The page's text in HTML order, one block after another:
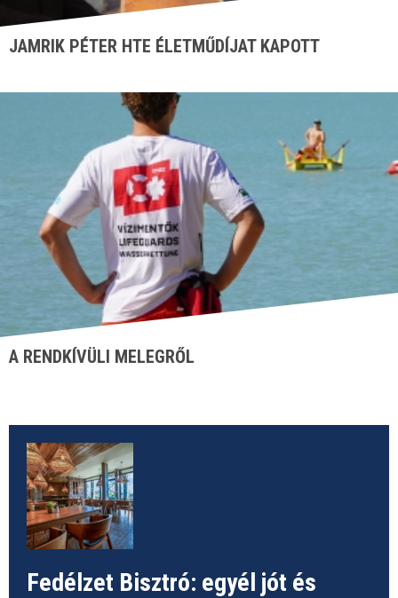
JAMRIK PÉTER HTE ÉLETMŰDÍJAT KAPOTT
A RENDKÍVÜLI MELEGRŐL
Fedélzet Bisztró: egyél jót és